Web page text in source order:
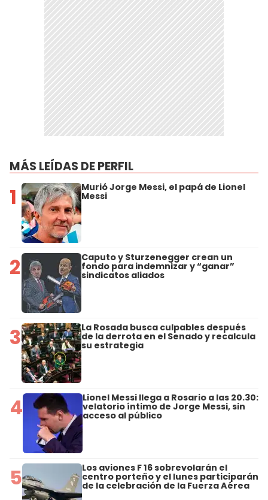
MÁS LEÍDAS DE PERFIL
1 Murió Jorge Messi, el papá de Lionel
Messi
2 Caputo y Sturzenegger crean un
fondo para indemnizar y “ganar”
sindicatos aliados
3 La Rosada busca culpables después
de la derrota en el Senado y recalcula
su estrategia
4 Lionel Messi llega a Rosario a las 20.30:
velatorio íntimo de Jorge Messi, sin
acceso al público
5 Los aviones F 16 sobrevolarán el
centro porteño y el lunes participarán
de la celebración de la Fuerza Aérea